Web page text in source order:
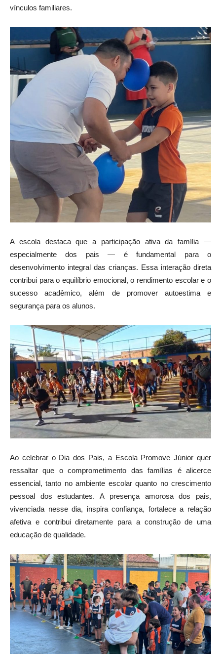
vínculos familiares.
A escola destaca que a participação ativa da família —
especialmente dos pais — é fundamental para o
desenvolvimento integral das crianças. Essa interação direta
contribui para o equilíbrio emocional, o rendimento escolar e o
sucesso acadêmico, além de promover autoestima e
segurança para os alunos.
Ao celebrar o Dia dos Pais, a Escola Promove Júnior quer
ressaltar que o comprometimento das famílias é alicerce
essencial, tanto no ambiente escolar quanto no crescimento
pessoal dos estudantes. A presença amorosa dos pais,
vivenciada nesse dia, inspira confiança, fortalece a relação
afetiva e contribui diretamente para a construção de uma
educação de qualidade.